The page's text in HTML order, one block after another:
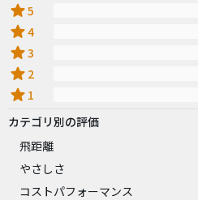
star5
star4
star3
star 2
star 1
カテゴリ別の評価
飛距離
やさしさ
コストパフォーマンス